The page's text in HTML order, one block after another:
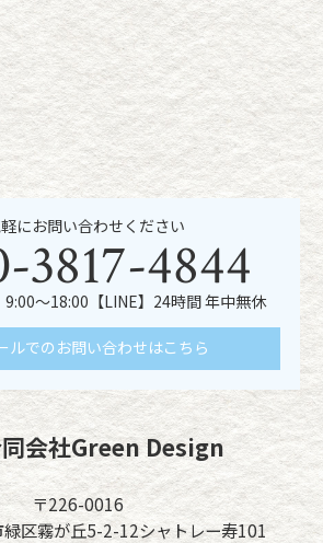
にお問い合わせください
3817-4844
9:00～18:00【LINE】24時間 年中無休
ルでのお問い合わせはこちら
会社Green Design
〒226-0016
区霧が丘5-2-12シャトレー寿101